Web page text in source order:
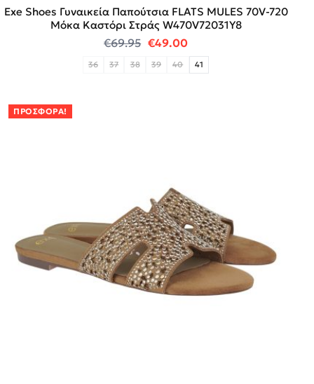
Exe Shoes Γυναικεία Παπούτσια FLATS MULES 70V-720
Μόκα Καστόρι Στράς W470V72031Y8
€69.95 Original price was: €69.95.
€49.00Η τρέχουσα τιμή
36 37 38 39 40 41
ΠΡΟΣΦΟΡΆ!